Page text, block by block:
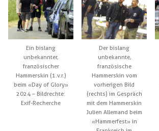
Ein bislang
unbekannter,
französischer
Hammerskin (1.v.r.)
beim «Day of Glory»
2024 – Bildrechte:
Exif-Recherche
Der bislang
unbekannte,
französische
Hammerskin vom
vorherigen Bild
(rechts) im Gespräch
mit dem Hammerskin
Julien Allemand beim
«Hammerfest» in